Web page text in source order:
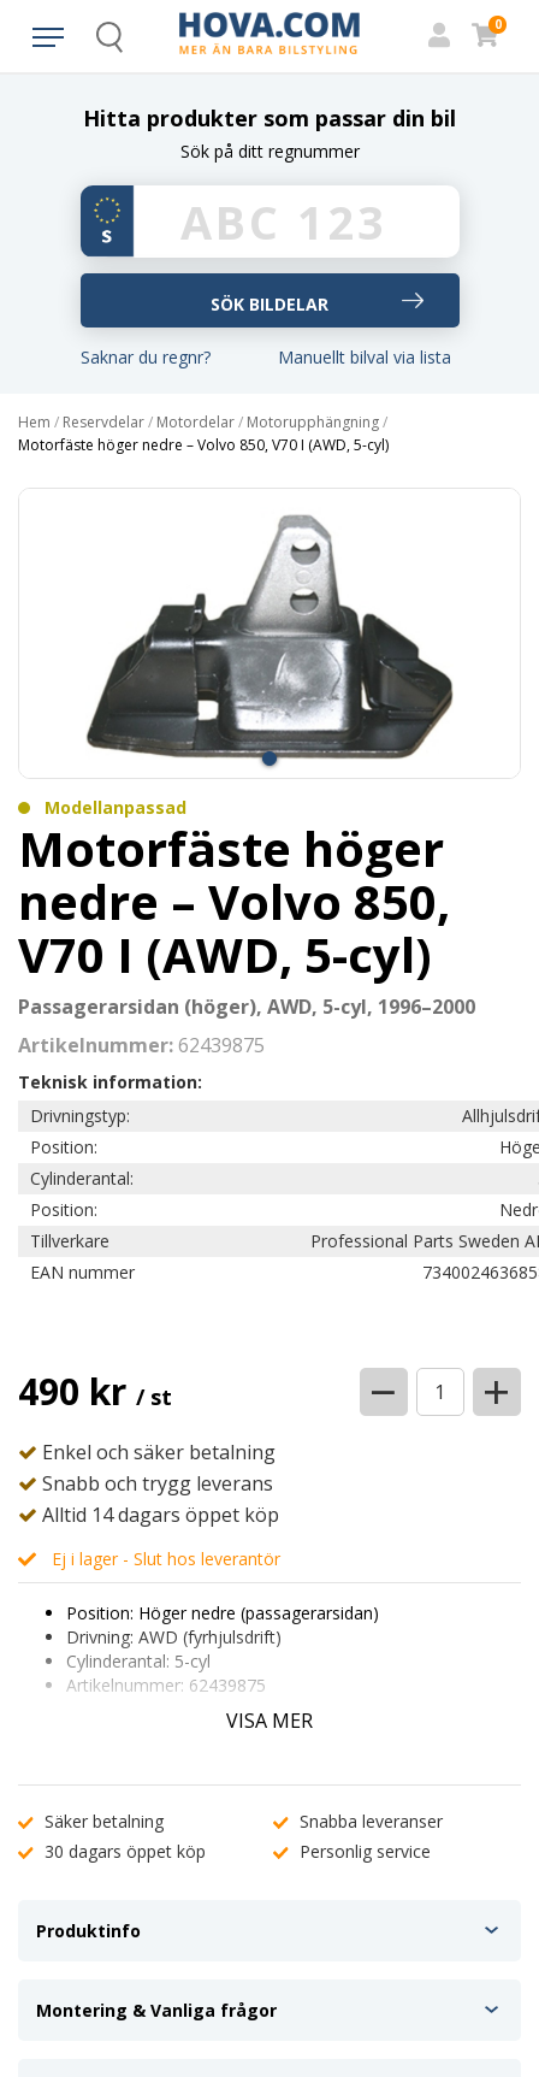
Search
0
Hitta produkter som passar din bil
Sök på ditt regnummer
Saknar du regnr? Manuellt bilval via lista
Hem / Reservdelar/ Motordelar/ Motorupphängning/
Motorfäste höger nedre – Volvo 850, V70 I (AWD, 5-cyl)
Modellanpassad
Motorfäste höger
nedre – Volvo 850,
V70 I (AWD, 5-cyl)
Passagerarsidan (höger), AWD, 5-cyl, 1996–2000
Artikelnummer:62439875
Teknisk information:
Drivningstyp:
Position:
Cylinderantal:
Position:
Tillverkare
Professional Parts Sweden
EAN nummer
490 kr / st − +
Enkel och säker betalning
Snabb och trygg leverans
Alltid 14 dagars öppet köp
Ej i lager - Slut hos leverantör
Position: Höger nedre (passagerarsidan)
Drivning: AWD (fyrhjulsdrift)
Cylinderantal: 5-cyl
Artikelnummer: 62439875
8631699, 9161100, 9208975, 9209875
7340024636858
(AWD)
Höger nedre motorfäste i OEM-standard som stabiliserar
motorn och dämpar vibrationer. Monteras i subframe, vid
motorns remhjulssida på passagerarsidan.
Skriv in ditt registreringsnummer för snabb
Vid minsta osäkerhet kring kompatibilitet, kontakta vår
kundtjänst.
VISA MER
Säker betalning
Snabba leveranser
30 dagars öppet köp
Personlig service
Produktinfo
Montering & Vanliga frågor